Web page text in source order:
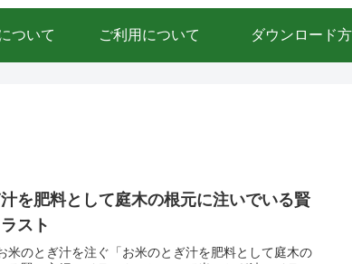
ついて ご利用について ダウンロード
を肥料として庭木の根元に注いでいる賢
スト
米のとぎ汁を注ぐ「お米のとぎ汁を肥料として庭木の